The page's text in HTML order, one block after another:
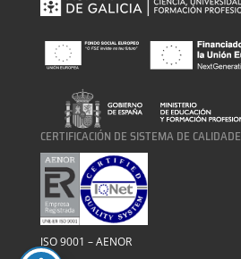
CERTIFICACIÓN DE SISTEMA DE CALIDADE
ISO 9001 – AENOR